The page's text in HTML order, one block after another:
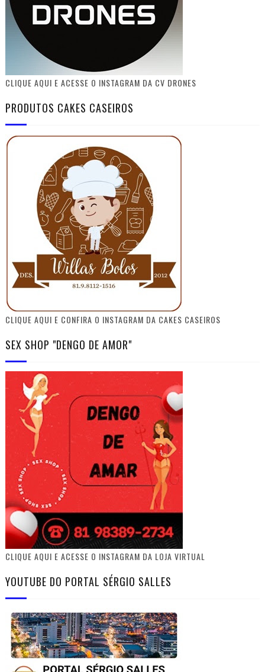
CLIQUE AQUI E ACESSE O INSTAGRAM DA CV DRONES
PRODUTOS CAKES CASEIROS
CLIQUE AQUI E CONFIRA O INSTAGRAM DA CAKES CASEIROS
SEX SHOP "DENGO DE AMOR"
CLIQUE AQUI E ACESSE O INSTAGRAM DA LOJA VIRTUAL
YOUTUBE DO PORTAL SÉRGIO SALLES